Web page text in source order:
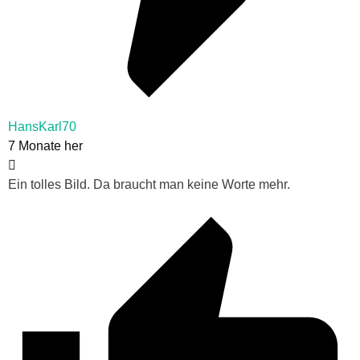
HansKarl70
7 Monate her
Ein tolles Bild. Da braucht man keine Worte mehr.